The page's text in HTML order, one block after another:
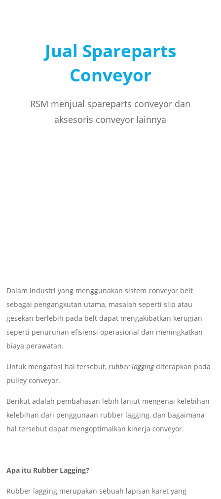
Jual Spareparts
Conveyor
RSM menjual spareparts conveyor dan
aksesoris conveyor lainnya
Dalam industri yang menggunakan sistem conveyor belt
sebagai pengangkutan utama, masalah seperti slip atau
gesekan berlebih pada belt dapat mengakibatkan kerugian
seperti penurunan efisiensi operasional dan meningkatkan
biaya perawatan.
Untuk mengatasi hal tersebut,rubber laggingditerapkan pada
pulley conveyor.
Berikut adalah pembahasan lebih lanjut mengenai kelebihan-
kelebihan dari penggunaan rubber lagging, dan bagaimana
hal tersebut dapat mengoptimalkan kinerja conveyor.
Apa itu Rubber Lagging?
Rubber lagging merupakan sebuah lapisan karet yang